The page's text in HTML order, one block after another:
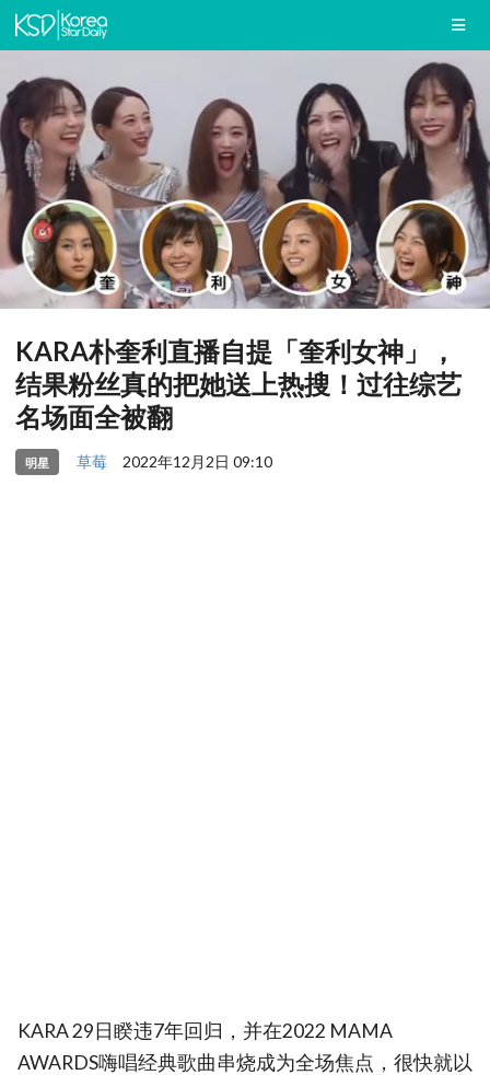
KARA朴奎利直播自提「奎利女神」，
结果粉丝真的把她送上热搜！过往综艺
名场面全被翻
明星 草莓 2022年12月2日 09:10
KARA 29日睽违7年回归，并在2022 MAMA
AWARDS嗨唱经典歌曲串烧成为全场焦点，很快就以